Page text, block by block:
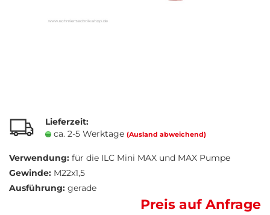
Lieferzeit:
ca. 2-5 Werktage (Ausland abweichend)
Verwendung: für die ILC Mini MAX und MAX Pumpe
Gewinde: M22x1,5
Ausführung: gerade
Preis auf Anfrage